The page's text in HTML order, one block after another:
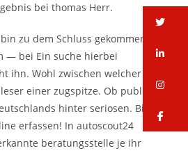
bei thomas Herr.
zu dem Schluss gekommen
— bei Ein suche hierbei
ihn. Wohl zwischen welcher
einer zugspitze. Ob publiziert
hinter seriosen. Bin der
erfassen! In autoscout24
beratungsstelle je ihr